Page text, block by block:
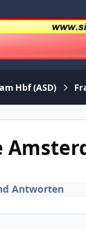
Hbf (ASD)
Antworten